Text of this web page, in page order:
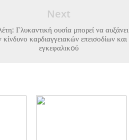
Next
Γλυκαντική ουσία μπορεί να αυξάνει
κίνδυνο καρδιαγγειακών επεισοδίων και
εγκεφαλικoύ